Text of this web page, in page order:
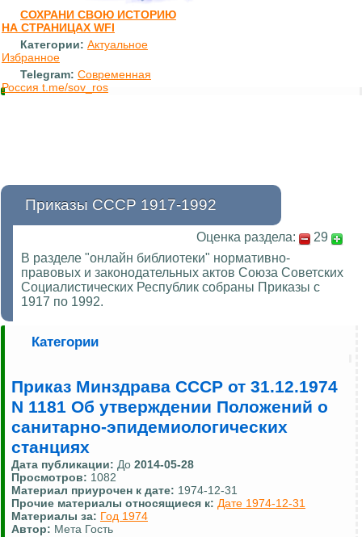
СОХРАНИ СВОЮ ИСТОРИЮ
НА СТРАНИЦАХ WFI
Категории: Актуальное
Избранное
Telegram: Современная
Россия t.me/sov_ros
Приказы СССР 1917-1992
Оценка раздела:
29
В разделе "онлайн библиотеки" нормативно-
правовых и законодательных актов Союза Советских
Социалистических Республик собраны Приказы с
1917 по 1992.
Категории
Приказ Минздрава СССР от 31.12.1974
N 1181 Об утверждении Положений о
санитарно-эпидемиологических
станциях
Дата публикации: До 2014-05-28
Просмотров: 1082
Материал приурочен к дате: 1974-12-31
Прочие материалы относящиеся к: Дате 1974-12-31
Материалы за: Год 1974
Автор: Мета Гость